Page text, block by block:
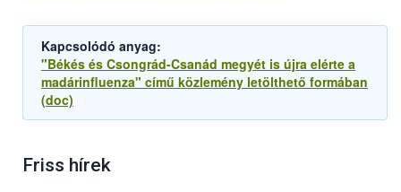
Kapcsolódó anyag:
"Békés és Csongrád-Csanád megyét is újra elérte a
madárinfluenza" című közlemény letölthető formában
(doc)
Friss hírek